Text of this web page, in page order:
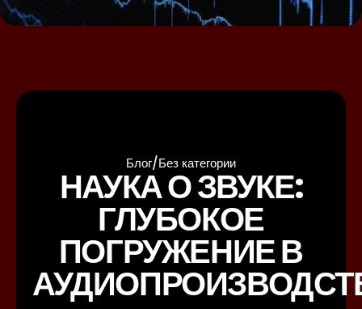
Блог/Без категории
НАУКА О ЗВУКЕ:
ГЛУБОКОЕ
ПОГРУЖЕНИЕ В